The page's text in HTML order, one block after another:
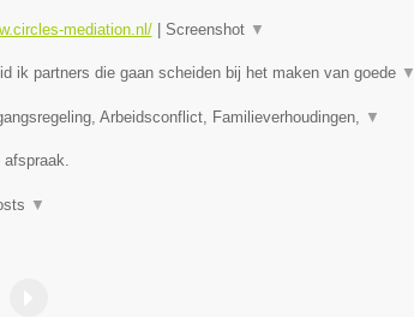
mediation.nl/| Screenshot ▼
ik partners die gaan scheiden bij het maken van goede ▼
Arbeidsconflict, Familieverhoudingen, ▼
afspraak.
▼